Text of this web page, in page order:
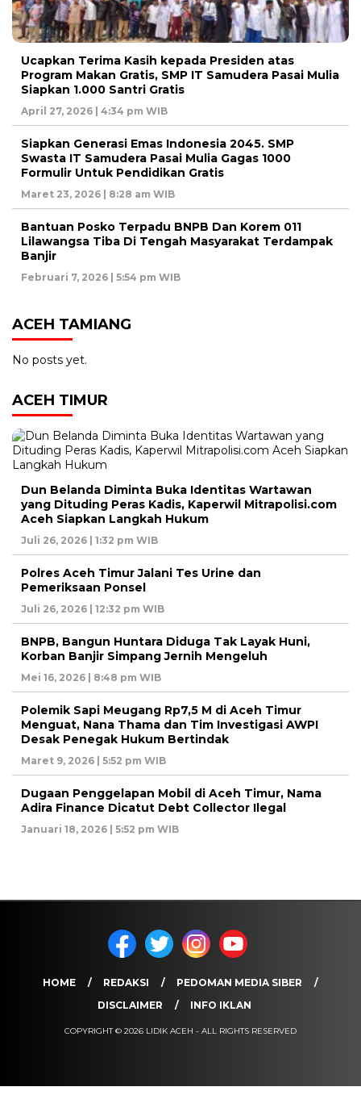
Ucapkan Terima Kasih kepada Presiden atas
Program Makan Gratis, SMP IT Samudera Pasai Mulia
Siapkan 1.000 Santri Gratis
April 27, 2026 | 4:34 pm WIB
Siapkan Generasi Emas Indonesia 2045. SMP
Swasta IT Samudera Pasai Mulia Gagas 1000
Formulir Untuk Pendidikan Gratis
Maret 23, 2026 | 8:28 am WIB
Bantuan Posko Terpadu BNPB Dan Korem 011
Lilawangsa Tiba Di Tengah Masyarakat Terdampak
Banjir
Februari 7, 2026 | 5:54 pm WIB
ACEH TAMIANG
No posts yet.
ACEH TIMUR
Dun Belanda Diminta Buka Identitas Wartawan
yang Dituding Peras Kadis, Kaperwil Mitrapolisi.com
Aceh Siapkan Langkah Hukum
Juli 26, 2026 | 1:32 pm WIB
Polres Aceh Timur Jalani Tes Urine dan
Pemeriksaan Ponsel
Juli 26, 2026 | 12:32 pm WIB
BNPB, Bangun Huntara Diduga Tak Layak Huni,
Korban Banjir Simpang Jernih Mengeluh
Mei 16, 2026 | 8:48 pm WIB
Polemik Sapi Meugang Rp7,5 M di Aceh Timur
Menguat, Nana Thama dan Tim Investigasi AWPI
Desak Penegak Hukum Bertindak
Maret 9, 2026 | 5:52 pm WIB
Dugaan Penggelapan Mobil di Aceh Timur, Nama
Adira Finance Dicatut Debt Collector Ilegal
Januari 18, 2026 | 5:52 pm WIB
HOME REDAKSI
PEDOMAN MEDIA SIBER
DISCLAIMER
INFO IKLAN
COPYRIGHT © 2026 LIDIK ACEH - ALL RIGHTS RESERVED